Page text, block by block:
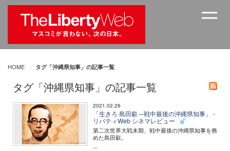
HOME タグ「沖縄県知事」の記事一覧
タグ「沖縄県知事」の記事一覧
2021.02.26
「生きろ 島田叡 ─戦中最後の沖縄県知事」 -
リバティWeb シネマレビュー
第二次世界大戦末期、戦中最後の沖縄県知事を務
めた島田叡。
...